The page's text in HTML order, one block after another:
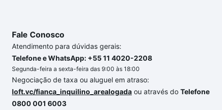
Fale Conosco
Atendimento para dúvidas gerais:
Telefone e WhatsApp: +55 11 4020-2208
Segunda-feira a sexta-feira das 9:00 às 18:00
Negociação de taxa ou aluguel em atraso:
loft.vc/fianca_inquilino_arealogada ou através do Telefone
0800 001 6003